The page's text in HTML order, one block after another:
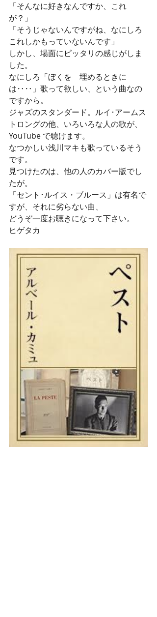
「そんなに好きなんですか、これ
が？」
「そうじゃないんですがね、なにしろ
これしかもっていないんです」
しかし、場面にピッタリの感じがしま
した。
なにしろ「ぼくを　埋めるときに
は‥‥」歌って欲しい、という曲なの
ですから。
ジャズのスタンダード。ルイ･アームス
トロングの他、いろいろな人の歌が、
YouTube で聴けます。
なつかしい浅川マキも歌っているそう
です。
見つけたのは、他の人のカバー版でし
たが。
「セント･ルイス・ブルース」は有名で
すが、それに劣らない曲、
どうぞ一度お聴きになって下さい。
ヒゲタカ